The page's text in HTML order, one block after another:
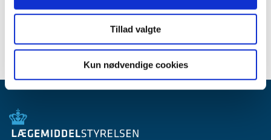
Tillad valgte
Kun nødvendige cookies
2006 (9)